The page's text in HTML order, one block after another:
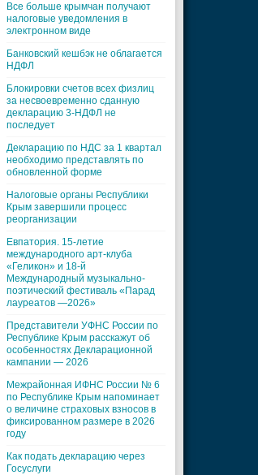
Все больше крымчан получают
налоговые уведомления в
электронном виде
Банковский кешбэк не облагается
НДФЛ
Блокировки счетов всех физлиц
за несвоевременно сданную
декларацию 3-НДФЛ не
последует
Декларацию по НДС за 1 квартал
необходимо представлять по
обновленной форме
Налоговые органы Республики
Крым завершили процесс
реорганизации
Евпатория. 15-летие
международного арт-клуба
«Геликон» и 18-й
Международный музыкально-
поэтический фестиваль «Парад
лауреатов —2026»
Представители УФНС России по
Республике Крым расскажут об
особенностях Декларационной
кампании — 2026
Межрайонная ИФНС России № 6
по Республике Крым напоминает
о величине страховых взносов в
фиксированном размере в 2026
году
Как подать декларацию через
Госуслуги